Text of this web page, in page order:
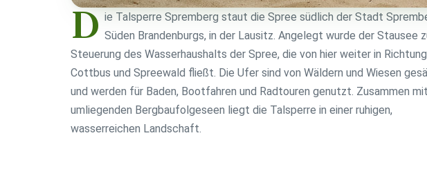
D ie Talsperre Spremberg staut die Spree südlich der Stadt
Süden Brandenburgs, in der Lausitz. Angelegt wurde der Stausee
Steuerung des Wasserhaushalts der Spree, die von hier weiter in Richtung
Cottbus und Spreewald fließt. Die Ufer sind von Wäldern und Wiesen
und werden für Baden, Bootfahren und Radtouren genutzt. Zusammen
umliegenden Bergbaufolgeseen liegt die Talsperre in einer ruhigen,
wasserreichen Landschaft.